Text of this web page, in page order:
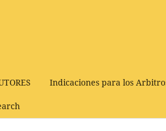
Indicaciones para los